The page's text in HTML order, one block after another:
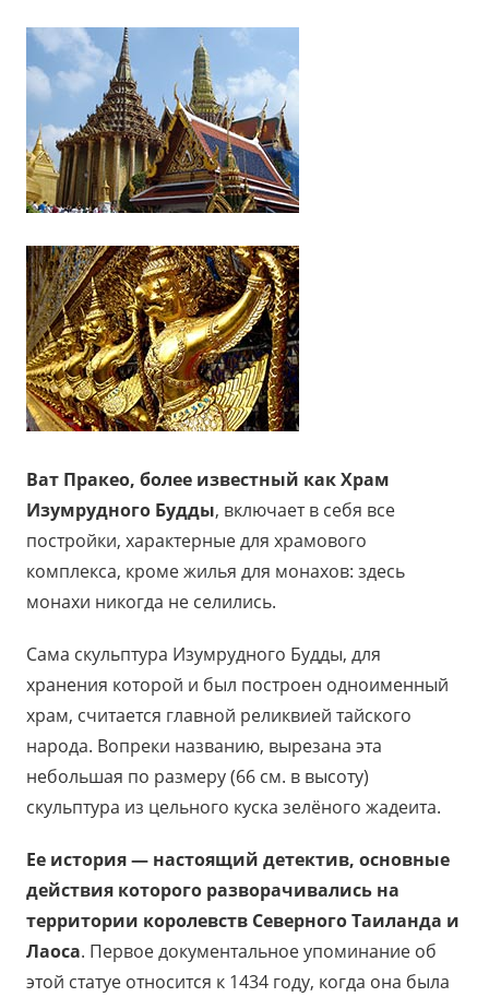
Ват Пракео, более известный как Храм
Изумрудного Будды, включает в себя все
постройки, характерные для храмового
комплекса, кроме жилья для монахов: здесь
монахи никогда не селились.
Сама скульптура Изумрудного Будды, для
хранения которой и был построен одноименный
храм, считается главной реликвией тайского
народа. Вопреки названию, вырезана эта
небольшая по размеру (66 см. в высоту)
скульптура из цельного куска зелёного жадеита.
Ее история — настоящий детектив, основные
действия которого разворачивались на
территории королевств Северного Таиланда и
Лаоса. Первое документальное упоминание об
этой статуе относится к 1434 году, когда она была